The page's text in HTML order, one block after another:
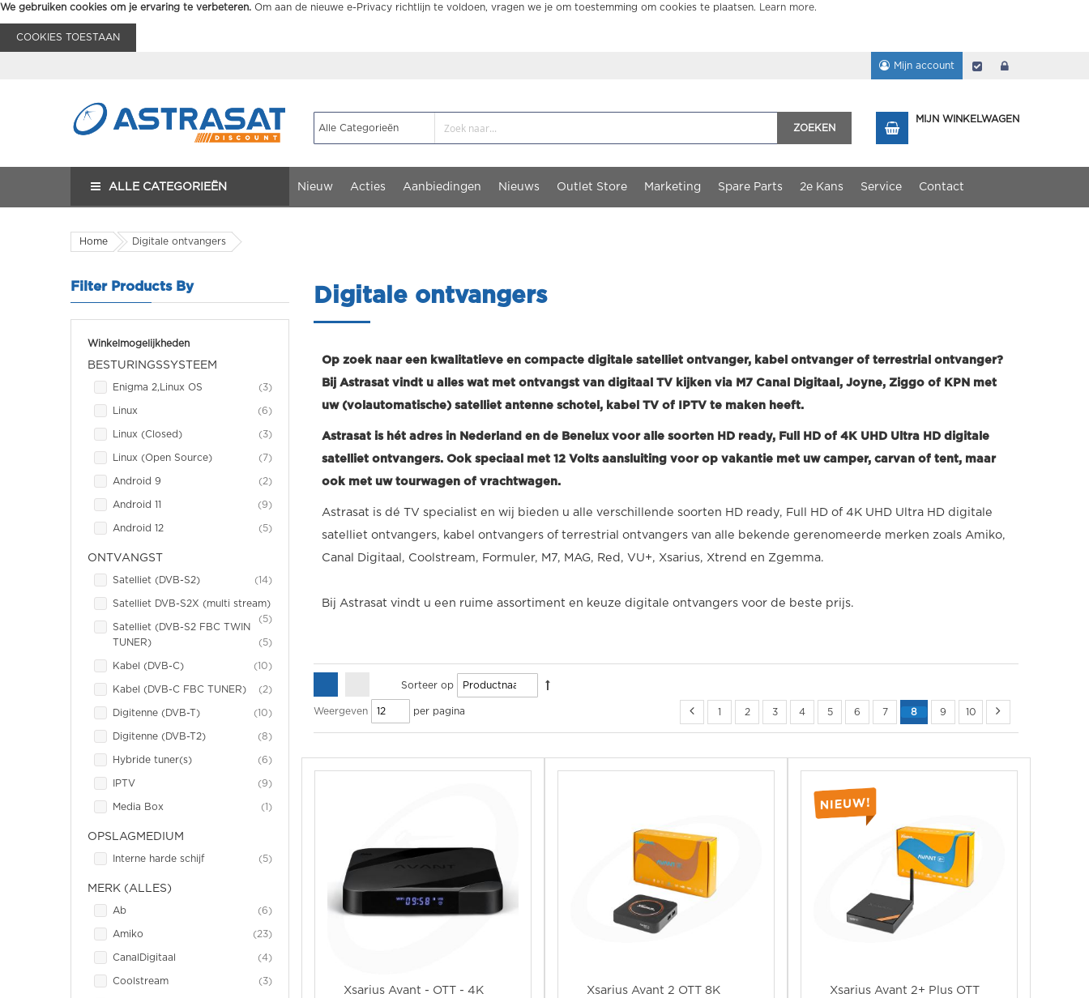
We gebruiken cookies om je ervaring te verbeteren. Om aan de nieuwe e-Privacy richtlijn te voldoen, vragen we je om toestemming om cookies te plaatsen. Learn more.
COOKIES TOESTAAN
Mijn account Afrekenen
ZOEKEN
MIJN WINKELWAGEN
ALLE CATEGORIEËN Nieuw Acties Aanbiedingen Nieuws Outlet Store Marketing Spare Parts 2e Kans Service Contact
Home Digitale ontvangers
Digitale ontvangers
Op zoek naar een kwalitatieve en compacte digitale satelliet ontvanger, kabel ontvanger of terrestrial ontvanger?
Bij Astrasat vindt u alles wat met ontvangst van digitaal TV kijken via M7 Canal Digitaal, Joyne, Ziggo of KPN met
uw (volautomatische) satelliet antenne schotel, kabel TV of IPTV te maken heeft.
Astrasat is hét adres in Nederland en de Benelux voor alle soorten HD ready, Full HD of 4K UHD Ultra HD digitale
satelliet ontvangers. Ook speciaal met 12 Volts aansluiting voor op vakantie met uw camper, carvan of tent, maar
ook met uw tourwagen of vrachtwagen.
Astrasat is dé TV specialist en wij bieden u alle verschillende soorten HD ready, Full HD of 4K UHD Ultra HD digitale
satelliet ontvangers, kabel ontvangers of terrestrial ontvangers van alle bekende gerenomeerde merken zoals Amiko,
Canal Digitaal, Coolstream, Formuler, M7, MAG, Red, VU+, Xsarius, Xtrend en Zgemma.
Bij Astrasat vindt u een ruime assortiment en keuze digitale ontvangers voor de beste prijs.
Sorteer op
Weergeven per pagina 1 2 3 4 5 6 7 8 9 10
Xsarius Avant - OTT - 4K
Xsarius Avant 2 OTT 8K
Xsarius Avant 2+ Plus OTT
Filter Products By
Winkelmogelijkheden
BESTURINGSSYSTEEM
Enigma 2,Linux OS 3item
Linux 6item
Linux (Closed) 3item
Linux (Open Source) 7item
Android 9 2item
Android 11 9item
Android 12 5item
ONTVANGST
Satelliet (DVB-S2) 14item
Satelliet DVB-S2X (multi stream)
5item
Satelliet (DVB-S2 FBC TWIN
TUNER)
5item
Kabel (DVB-C) 10item
Kabel (DVB-C FBC TUNER) 2item
Digitenne (DVB-T) 10item
Digitenne (DVB-T2) 8item
Hybride tuner(s) 6item
IPTV 9item
Media Box 1 item
OPSLAGMEDIUM
Interne harde schijf 5item
MERK (ALLES)
Ab 6item
Amiko 23item
CanalDigitaal 4item
Coolstream 3item